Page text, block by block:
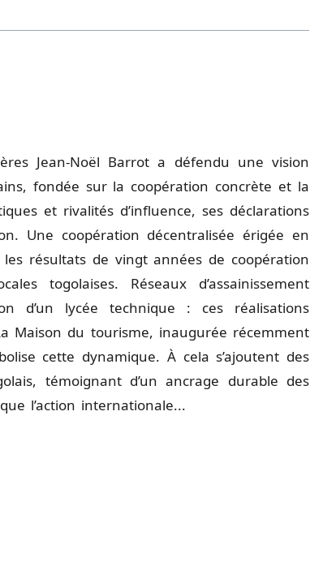
Jean-Noël Barrot a défendu une vision
fondée sur la coopération concrète et la
et rivalités d’influence, ses déclarations
Une coopération décentralisée érigée en
résultats de vingt années de coopération
togolaises. Réseaux d’assainissement
d’un lycée technique : ces réalisations
Maison du tourisme, inaugurée récemment
cette dynamique. À cela s’ajoutent des
témoignant d’un ancrage durable des
l’action internationale...